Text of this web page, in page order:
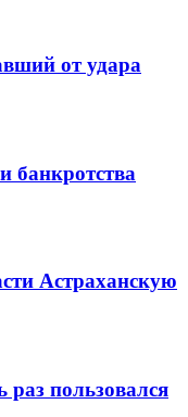
от удара
банкротства
Астраханскую
пользовался